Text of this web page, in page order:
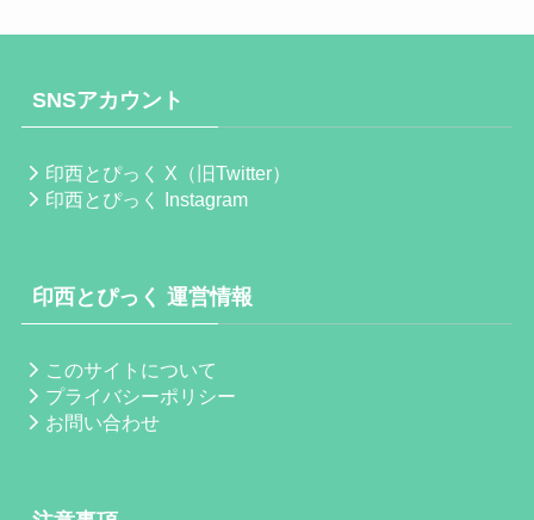
SNSアカウント
印西とぴっく X（旧Twitter）
印西とぴっく Instagram
印西とぴっく 運営情報
このサイトについて
プライバシーポリシー
お問い合わせ